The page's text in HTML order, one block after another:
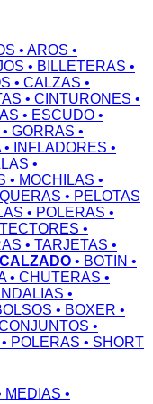
• AROS •
• BILLETERAS •
• CALZAS •
• CINTURONES •
• ESCUDO •
• GORRAS •
• INFLADORES •
•
• MOCHILAS •
• PELOTAS
• POLERAS •
•
• TARJETAS •
CALZADO • BOTIN •
• CHUTERAS •
•
• BOXER •
•
• POLERAS • SHORT
MEDIAS •